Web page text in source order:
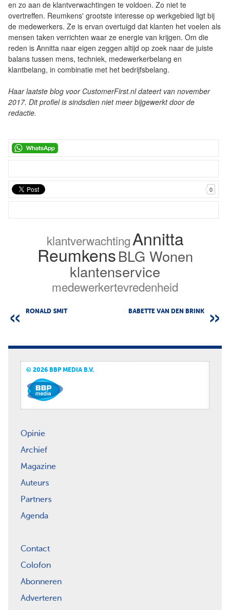
en zo aan de klantverwachtingen te voldoen. Zo niet te
overtreffen. Reumkens' grootste interesse op werkgebied ligt bij
de medewerkers. Ze is ervan overtuigd dat klanten het voelen als
mensen taken verrichten waar ze energie van krijgen. Om die
reden is Annitta naar eigen zeggen altijd op zoek naar de juiste
balans tussen mens, techniek, medewerkerbelang en
klantbelang, in combinatie met het bedrijfsbelang.
Haar laatste blog voor CustomerFirst.nl dateert van november
2017. Dit profiel is sindsdien niet meer bijgewerkt door de
redactie.
0
klantverwachtingAnnitta
ReumkensBLG Wonen
klantenservice
medewerkertevredenheid
RONALD SMIT BABETTE VAN DEN BRINK
© 2026 BBP MEDIA B.V.
Opinie
Archief
Magazine
Auteurs
Partners
Agenda
Contact
Colofon
Abonneren
Adverteren